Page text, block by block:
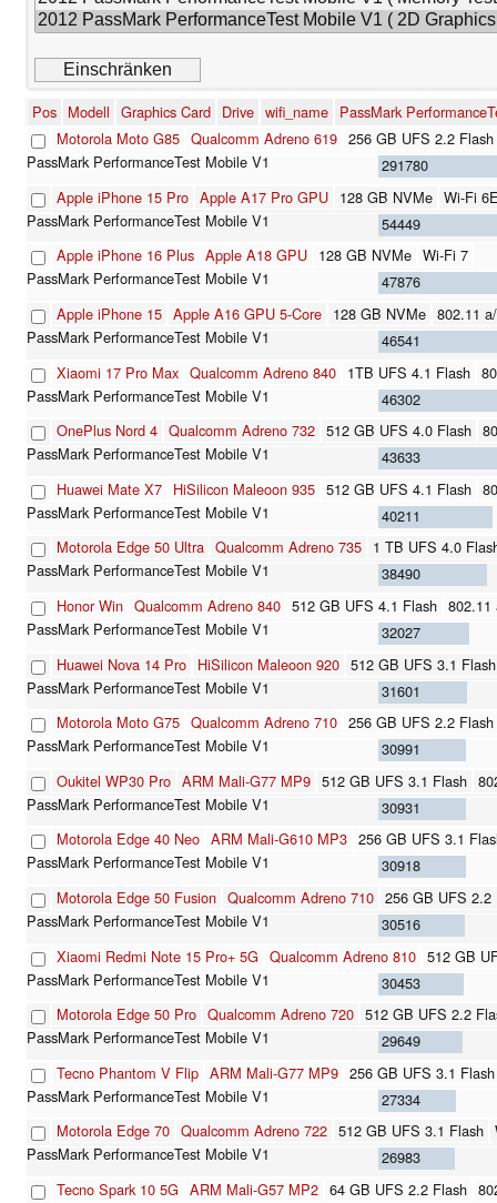
Pos Modell Graphics Card Drive wifi_name PassMark
Motorola Moto G85 Qualcomm Adreno 619 256 GB UFS 2.2 Flash
291780
Apple iPhone 15 Pro Apple A17 Pro GPU 128 GB NVMe Wi-Fi
54449
Apple iPhone 16 Plus Apple A18 GPU 128 GB NVMe Wi-Fi 7
47876
Apple iPhone 15 Apple A16 GPU 5-Core 128 GB NVMe 802.11
46541
Xiaomi 17 Pro Max Qualcomm Adreno 840 1TB UFS 4.1 Flash
46302
OnePlus Nord 4 Qualcomm Adreno 732 512 GB UFS 4.0 Flash
43633
Huawei Mate X7 HiSilicon Maleoon 935 512 GB UFS 4.1 Flash
40211
Motorola Edge 50 Ultra Qualcomm Adreno 735 1 TB UFS 4.0
38490
Honor Win Qualcomm Adreno 840 512 GB UFS 4.1 Flash 802.11
32027
Huawei Nova 14 Pro HiSilicon Maleoon 920 512 GB UFS 3.1 Flash
31601
Motorola Moto G75 Qualcomm Adreno 710 256 GB UFS 2.2 Flash
30991
Oukitel WP30 Pro ARM Mali-G77 MP9 512 GB UFS 3.1 Flash
30931
Motorola Edge 40 Neo ARM Mali-G610 MP3 256 GB UFS 3.1
30918
Motorola Edge 50 Fusion Qualcomm Adreno 710 256 GB UFS 2.2
30516
Xiaomi Redmi Note 15 Pro+ 5G Qualcomm Adreno 810 512 GB
30453
Motorola Edge 50 Pro Qualcomm Adreno 720 512 GB UFS 2.2
29649
Tecno Phantom V Flip ARM Mali-G77 MP9 256 GB UFS 3.1 Flash
27334
Motorola Edge 70 Qualcomm Adreno 722 512 GB UFS 3.1 Flash
26983
Tecno Spark 10 5G ARM Mali-G57 MP2 64 GB UFS 2.2 Flash